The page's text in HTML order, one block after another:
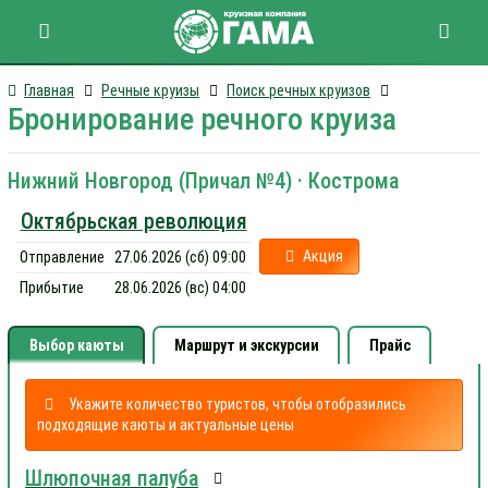
Главная Речные круизы Поиск речных круизов
Бронирование речного круиза
Нижний Новгород (Причал №4) · Кострома
Октябрьская революция
Отправление
27.06.2026 (сб) 09:00
Прибытие
28.06.2026 (вс) 04:00
Акция
Выбор каюты Маршрут и экскурсии Прайс
Укажите количество туристов, чтобы отобразились
подходящие каюты и актуальные цены
Шлюпочная палуба